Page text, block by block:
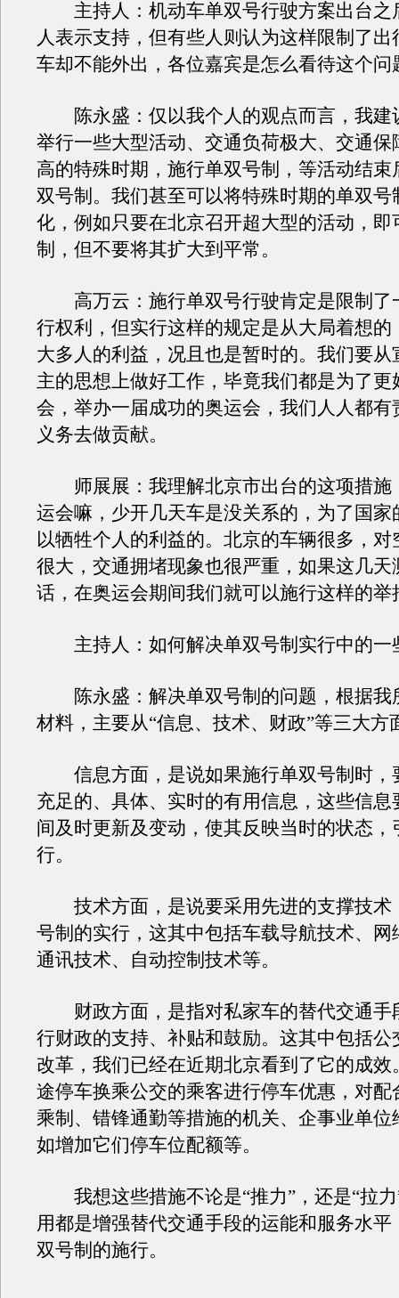
主持人：机动车单双号行驶方案出台之
人表示支持，但有些人则认为这样限制了出
车却不能外出，各位嘉宾是怎么看待这个问
陈永盛：仅以我个人的观点而言，我建
举行一些大型活动、交通负荷极大、交通保
高的特殊时期，施行单双号制，等活动结束
双号制。我们甚至可以将特殊时期的单双号
化，例如只要在北京召开超大型的活动，即
制，但不要将其扩大到平常。
高万云：施行单双号行驶肯定是限制了
行权利，但实行这样的规定是从大局着想的
大多人的利益，况且也是暂时的。我们要从
主的思想上做好工作，毕竟我们都是为了更
会，举办一届成功的奥运会，我们人人都有
义务去做贡献。
师展展：我理解北京市出台的这项措施
运会嘛，少开几天车是没关系的，为了国家
以牺牲个人的利益的。北京的车辆很多，对
很大，交通拥堵现象也很严重，如果这几天
话，在奥运会期间我们就可以施行这样的举
主持人：如何解决单双号制实行中的一
陈永盛：解决单双号制的问题，根据我
材料，主要从“信息、技术、财政”等三大方
信息方面，是说如果施行单双号制时，
充足的、具体、实时的有用信息，这些信息
间及时更新及变动，使其反映当时的状态，
行。
技术方面，是说要采用先进的支撑技术
号制的实行，这其中包括车载导航技术、网
通讯技术、自动控制技术等。
财政方面，是指对私家车的替代交通手
行财政的支持、补贴和鼓励。这其中包括公
改革，我们已经在近期北京看到了它的成效
途停车换乘公交的乘客进行停车优惠，对配
乘制、错锋通勤等措施的机关、企事业单位
如增加它们停车位配额等。
我想这些措施不论是“推力”，还是“拉力
用都是增强替代交通手段的运能和服务水平
双号制的施行。